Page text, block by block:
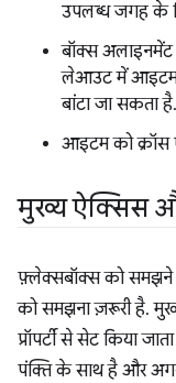
उपलब्ध जगह के
बॉक्स अलाइनमेंट
लेआउट में आइटम
बांटा जा सकता है.
आइटम को क्रॉस
मुख्य ऐक्सिस
फ़्लेक्सबॉक्स को समझने
को समझना ज़रूरी है.
प्रॉपर्टी से सेट किया
पंक्ति के साथ है और